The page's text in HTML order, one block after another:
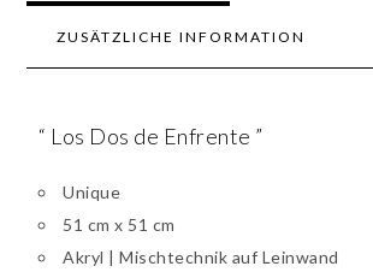
ZUSÄTZLICHE INFORMATION
“ Los Dos de Enfrente ”
Unique
51 cm x 51 cm
Akryl | Mischtechnik auf Leinwand